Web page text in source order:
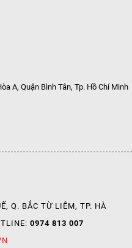
A, Quận Bình Tân, Tp. Hồ Chí Minh
Q. BẮC TỪ LIÊM, TP. HÀ
0974 813 007